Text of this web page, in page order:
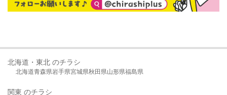
北海道・東北 のチラシ
北海道青森県岩手県宮城県秋田県山形県福島県
関東 のチラシ